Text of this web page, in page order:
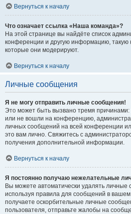
Вернуться к началу
Что означает ссылка «Наша команда»?
На этой странице вы найдёте список
конференции и другую информацию, такую
которые они модерируют.
Вернуться к началу
Личные сообщения
Я не могу отправить личные сообщения!
Это может быть вызвано тремя
или не вошли на конференцию,
личных сообщений на всей конференции
это вам лично. Свяжитесь с
получения дополнительной информации.
Вернуться к началу
Я постоянно получаю нежелательные
Вы можете автоматически удалять личные
используя правила для сообщений в
получаете оскорбительные личные
пользователя, отправьте жалобы на